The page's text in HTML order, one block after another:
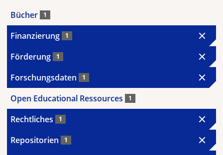
Bücher 1
Finanzierung 1
Förderung 1
Forschungsdaten 1
Open Educational Ressources 1
Rechtliches 1
Repositorien 1